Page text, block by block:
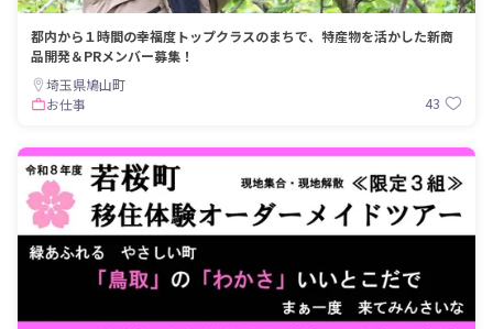
都内から１時間の幸福度トップクラスのまちで、特産物を活かした新商
品開発＆PRメンバー募集！
埼玉県鳩山町
お仕事
43